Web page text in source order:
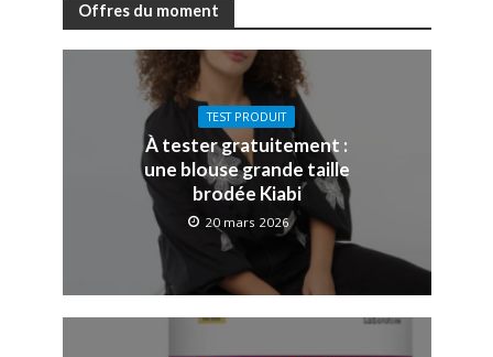
Offres du moment
TEST PRODUIT
À tester gratuitement :
une blouse grande taille
brodée Kiabi
20 mars 2026